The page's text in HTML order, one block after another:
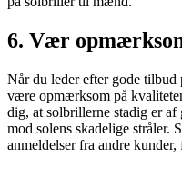
6. Vær
Når du leder efter gode
være opmærksom på
dig, at solbrillerne stadig er
mod solens skadelige stråler.
anmeldelser fra andre